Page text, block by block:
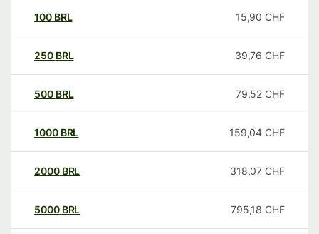
100 BRL 15,90 CHF
250 BRL 39,76 CHF
500 BRL 79,52 CHF
1000 BRL 159,04 CHF
2000 BRL 318,07 CHF
5000 BRL 795,18 CHF